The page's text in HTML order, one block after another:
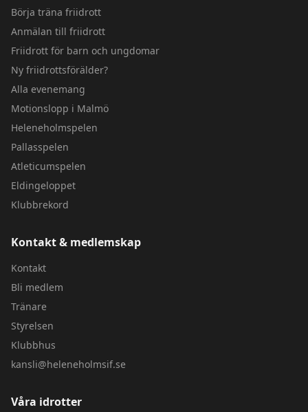
Börja träna friidrott
Anmälan till friidrott
Friidrott för barn och ungdomar
Ny friidrottsförälder?
Alla evenemang
Motionslopp i Malmö
Heleneholmspelen
Pallasspelen
Atleticumspelen
Eldingeloppet
Klubbrekord
Kontakt & medlemskap
Kontakt
Bli medlem
Tränare
Styrelsen
Klubbhus
kansli@heleneholmsif.se
Våra idrotter